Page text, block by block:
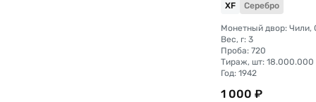
XF Серебро
Монетный двор: Чили,
Вес, г: 3
Проба: 720
Тираж, шт: 18.000.000
Год: 1942
1 000 ₽